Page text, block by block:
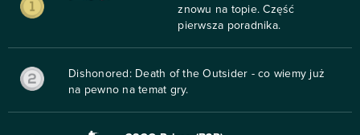
znowu na topie. Część
pierwsza poradnika.
Dishonored: Death of the Outsider - co wiemy już
na pewno na temat gry.